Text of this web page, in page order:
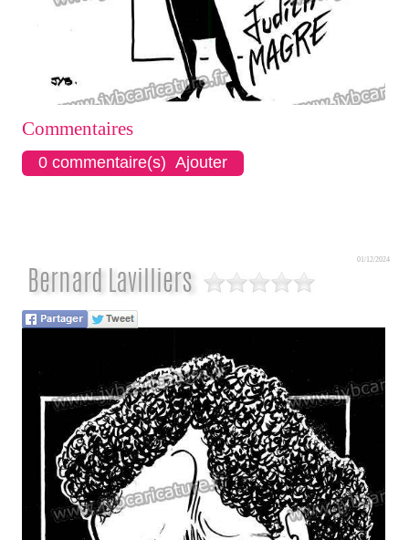
Commentaires
0 commentaire(s) Ajouter
Bernard Lavilliers
01/12/2024